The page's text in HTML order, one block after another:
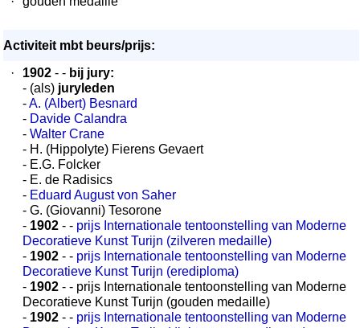
Activiteit mbt beurs/prijs:
·
1902 - - bij jury:
- (als) juryleden
-A. (Albert) Besnard
- Davide Calandra
- Walter Crane
- H. (Hippolyte) Fierens Gevaert
- E.G. Folcker
- E. de Radisics
- Eduard August von Saher
- G. (Giovanni) Tesorone
- 1902 - - prijs Internationale tentoonstelling van Moderne
Decoratieve Kunst Turijn (zilveren medaille)
- 1902 - - prijs Internationale tentoonstelling van Moderne
Decoratieve Kunst Turijn (erediploma)
- 1902 - - prijs Internationale tentoonstelling van Moderne
Decoratieve Kunst Turijn (gouden medaille)
- 1902 - - prijs Internationale tentoonstelling van Moderne